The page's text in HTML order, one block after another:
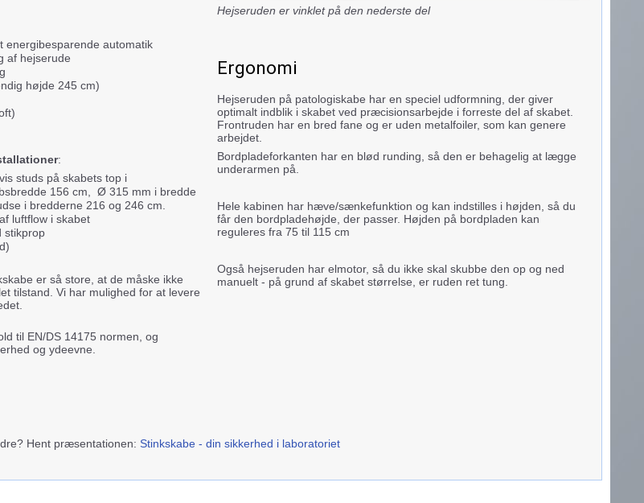
energibesparende automatik
af hejserude
højde 245 cm)
:
studs på skabets top i
156 cm, Ø 315 mm i bredde
i bredderne 216 og 246 cm.
luftflow i skabet
stikprop
er så store, at de måske ikke
tilstand. Vi har mulighed for at levere
til EN/DS 14175 normen, og
og ydeevne.
Hejseruden er vinklet på den nederste del
Ergonomi
Hejseruden på patologiskabe har en speciel udformning, der giver
optimalt indblik i skabet ved præcisionsarbejde i forreste del af skabet.
Frontruden har en bred fane og er uden metalfoiler, som kan genere
arbejdet.
Bordpladeforkanten har en blød runding, så den er behagelig at lægge
underarmen på.
Hele kabinen har hæve/sænkefunktion og kan indstilles i højden, så du
får den bordpladehøjde, der passer. Højden på bordpladen kan
reguleres fra 75 til 115 cm
Også hejseruden har elmotor, så du ikke skal skubbe den op og ned
manuelt - på grund af skabet størrelse, er ruden ret tung.
Hent præsentationen:Stinkskabe - din sikkerhed i laboratoriet